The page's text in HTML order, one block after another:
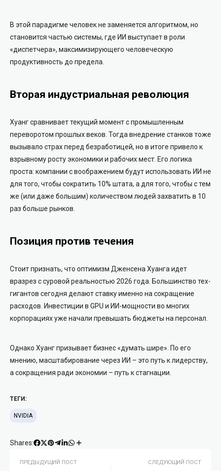
В этой парадигме человек не заменяется алгоритмом, но
становится частью системы, где ИИ выступает в роли
«диспетчера», максимизирующего человеческую
продуктивность до предела.
Вторая индустриальная революция
Хуанг сравнивает текущий момент с промышленным
переворотом прошлых веков. Тогда внедрение станков тоже
вызывало страх перед безработицей, но в итоге привело к
взрывному росту экономики и рабочих мест. Его логика
проста: компании с воображением будут использовать ИИ не
для того, чтобы сократить 10% штата, а для того, чтобы с тем
же (или даже большим) количеством людей захватить в 10
раз больше рынков.
Позиция против течения
Стоит признать, что оптимизм Дженсена Хуанга идет
вразрез с суровой реальностью 2026 года. Большинство тех-
гигантов сегодня делают ставку именно на сокращение
расходов. Инвестиции в GPU и ИИ-мощности во многих
корпорациях уже начали превышать бюджеты на персонал.
Однако Хуанг призывает бизнес «думать шире». По его
мнению, масштабирование через ИИ – это путь к лидерству,
а сокращения ради экономии – путь к стагнации.
ТЕГИ:
NVIDIA
Shares:
ПРЕДЫДУЩИЙ ПОСТ СЛЕДУЮЩИЙ ПОСТ